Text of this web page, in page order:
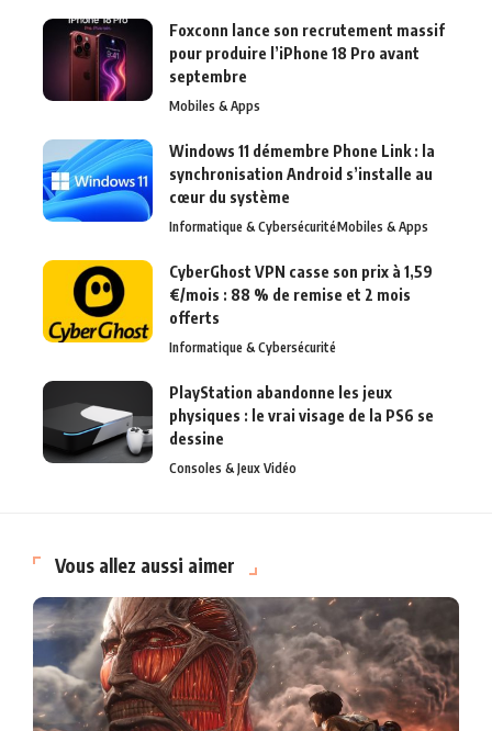
Foxconn lance son recrutement massif
pour produire l’iPhone 18 Pro avant
septembre
Mobiles & Apps
Windows 11 démembre Phone Link : la
synchronisation Android s’installe au
cœur du système
Informatique & CybersécuritéMobiles & Apps
CyberGhost VPN casse son prix à 1,59
€/mois : 88 % de remise et 2 mois
offerts
Informatique & Cybersécurité
PlayStation abandonne les jeux
physiques : le vrai visage de la PS6 se
dessine
Consoles & Jeux Vidéo
Vous allez aussi aimer